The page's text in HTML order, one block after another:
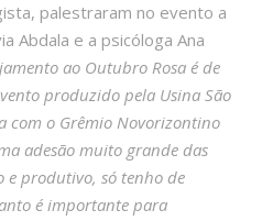
palestraram no evento a
Abdala e a psicóloga Ana
ao Outubro Rosa é de
produzido pela Usina São
com o Grêmio Novorizontino
adesão muito grande das
e produtivo, só tenho de
é importante para